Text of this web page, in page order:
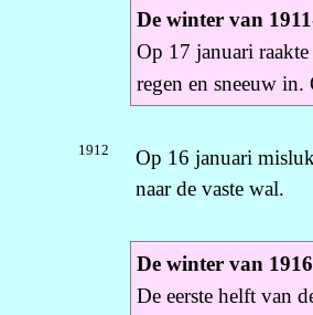
De winter van
Op 17 januari
regen en sneeuw
1912
Op 16 januari
naar de vaste wal.
De winter van
De eerste helft van